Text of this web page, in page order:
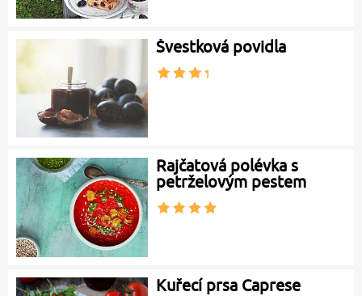
Švestková povidla
Rajčatová polévka s
petrželovým pestem
Kuřecí prsa Caprese